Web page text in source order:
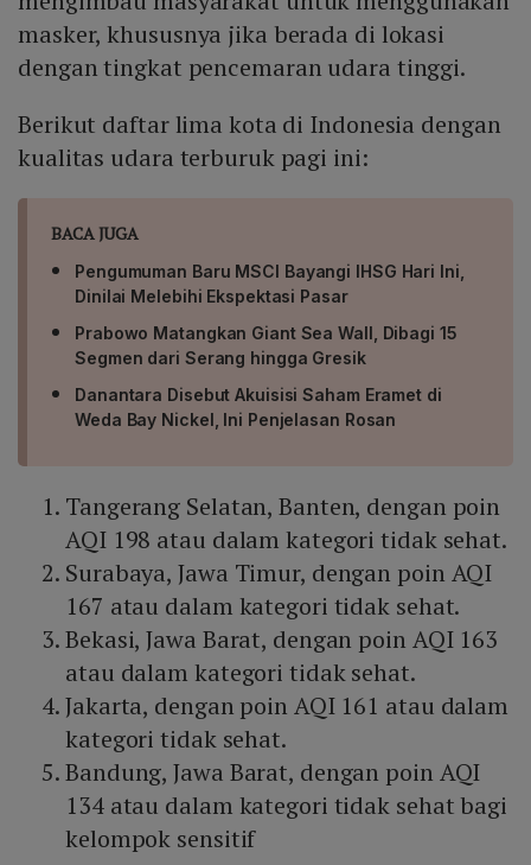
masker, khususnya jika berada di lokasi
dengan tingkat pencemaran udara tinggi.
Berikut daftar lima kota di Indonesia dengan
kualitas udara terburuk pagi ini:
BACA JUGA
Pengumuman Baru MSCI Bayangi IHSG Hari Ini,
Dinilai Melebihi Ekspektasi Pasar
Prabowo Matangkan Giant Sea Wall, Dibagi 15
Segmen dari Serang hingga Gresik
Danantara Disebut Akuisisi Saham Eramet di
Weda Bay Nickel, Ini Penjelasan Rosan
Tangerang Selatan, Banten, dengan poin
AQI 198 atau dalam kategori tidak sehat.
Surabaya, Jawa Timur, dengan poin AQI
167 atau dalam kategori tidak sehat.
Bekasi, Jawa Barat, dengan poin AQI 163
atau dalam kategori tidak sehat.
Jakarta, dengan poin AQI 161 atau dalam
kategori tidak sehat.
Bandung, Jawa Barat, dengan poin AQI
134 atau dalam kategori tidak sehat bagi
kelompok sensitif